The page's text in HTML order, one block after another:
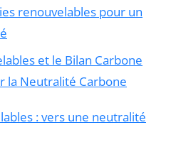
renouvelables pour un
et le Bilan Carbone
la Neutralité Carbone
: vers une neutralité